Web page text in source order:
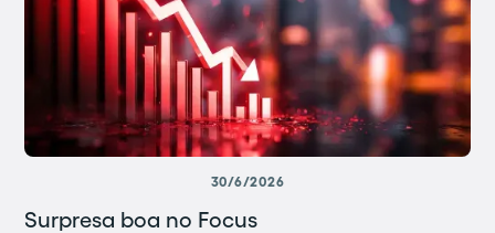
30/6/2026
Surpresa boa no Focus